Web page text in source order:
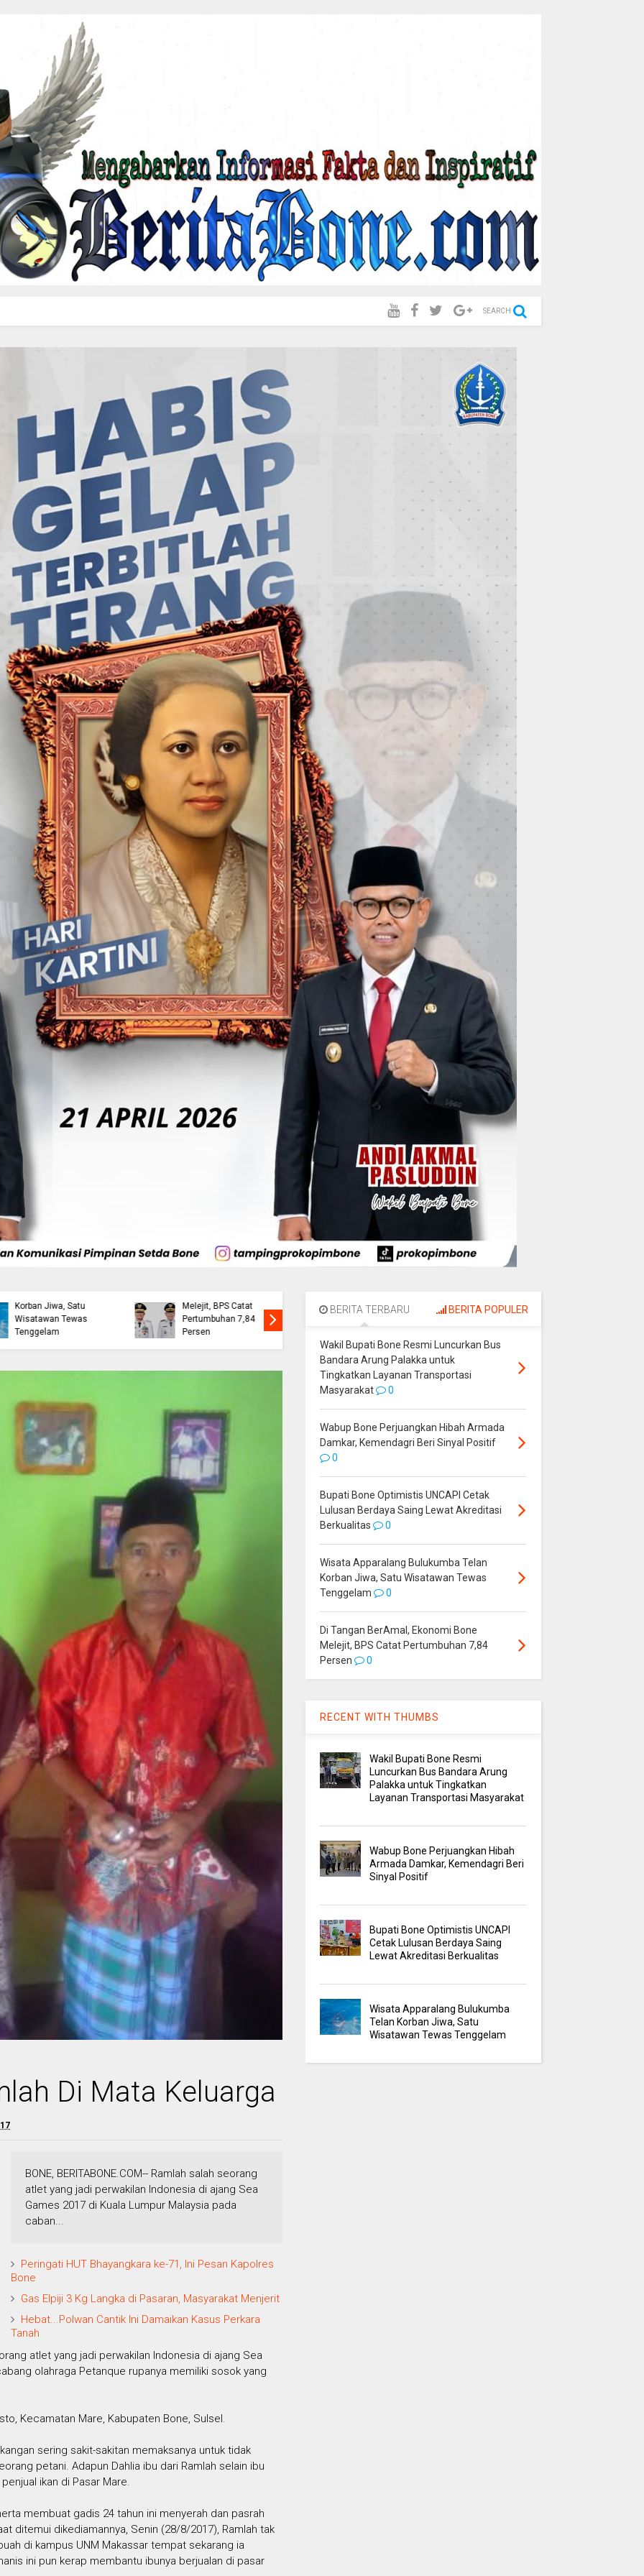
SEARCH
Melejit, BPS Catat
Pertumbuhan 7,84
Persen
Kepulangan 393
Jemaah Haji dari
Tanah Suci
Wakil Bupati Bone
Resmi Luncurkan
Tingkatkan Layanan
Armada Damkar,
Di Mata Keluarga
BONE, BERITABONE.COM-- Ramlah salah seorang
atlet yang jadi perwakilan Indonesia di ajang Sea
Games 2017 di Kuala Lumpur Malaysia pada
caban...
Peringati HUT Bhayangkara ke-71, Ini Pesan Kapolres
Bone
Gas Elpiji 3 Kg Langka di Pasaran, Masyarakat Menjerit
Hebat...Polwan Cantik Ini Damaikan Kasus Perkara
Tanah
atlet yang jadi perwakilan Indonesia di ajang Sea
olahraga Petanque rupanya memiliki sosok yang
Kecamatan Mare, Kabupaten Bone, Sulsel.
sering sakit-sakitan memaksanya untuk tidak
petani. Adapun Dahlia ibu dari Ramlah selain ibu
ikan di Pasar Mare.
membuat gadis 24 tahun ini menyerah dan pasrah
ditemui dikediamannya, Senin (28/8/2017), Ramlah tak
di kampus UNM Makassar tempat sekarang ia
ini pun kerap membantu ibunya berjualan di pasar
BERITA TERBARU BERITA POPULER
Wakil Bupati Bone Resmi Luncurkan Bus
Bandara Arung Palakka untuk
Tingkatkan Layanan Transportasi
Masyarakat
0
Wabup Bone Perjuangkan Hibah Armada
Damkar, Kemendagri Beri Sinyal Positif
0
Bupati Bone Optimistis UNCAPI Cetak
Lulusan Berdaya Saing Lewat Akreditasi
Berkualitas
0
Wisata Apparalang Bulukumba Telan
Korban Jiwa, Satu Wisatawan Tewas
Tenggelam
0
Di Tangan BerAmal, Ekonomi Bone
Melejit, BPS Catat Pertumbuhan 7,84
Persen
0
RECENT WITH THUMBS
Wakil Bupati Bone Resmi
Luncurkan Bus Bandara Arung
Palakka untuk Tingkatkan
Layanan Transportasi Masyarakat
Wabup Bone Perjuangkan Hibah
Armada Damkar, Kemendagri Beri
Sinyal Positif
Bupati Bone Optimistis UNCAPI
Cetak Lulusan Berdaya Saing
Lewat Akreditasi Berkualitas
Wisata Apparalang Bulukumba
Telan Korban Jiwa, Satu
Wisatawan Tewas Tenggelam